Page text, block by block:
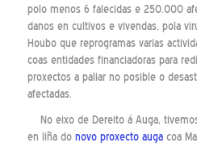
polo menos 6 falecidas e 250.000
danos en cultivos e vivendas, pola
Houbo que reprogramas varias
coas entidades financiadoras para
proxectos a paliar no posible o
afectadas.
No eixo de Dereito á Auga,
en liña do novo proxecto augacoa